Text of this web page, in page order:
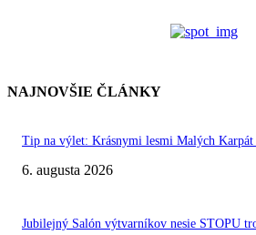
NAJNOVŠIE ČLÁNKY
Tip na výlet: Krásnymi lesmi Malých Karpát
6. augusta 2026
Jubilejný Salón výtvarníkov nesie STOPU